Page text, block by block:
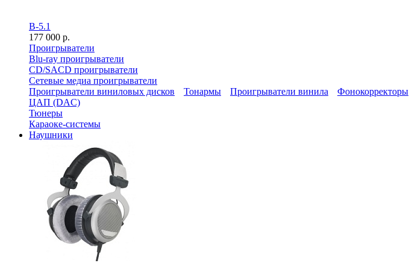
B-5.1
177 000 р.
Проигрыватели
Blu-ray проигрыватели
CD/SACD проигрыватели
Сетевые медиа проигрыватели
Проигрыватели виниловых дисков
Тонармы Проигрыватели винила Фонокорректоры
ЦАП (DAC)
Тюнеры
Караоке-системы
Наушники